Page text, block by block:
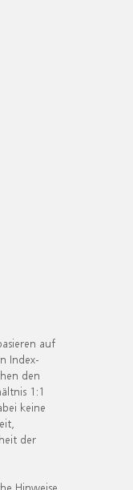
auf
Index-
den
1:1
keine
der